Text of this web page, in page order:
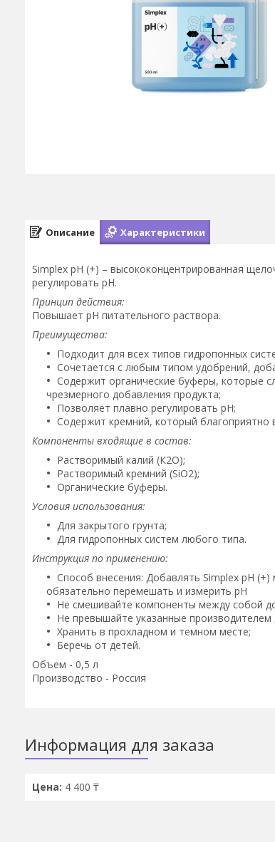
Описание Характеристики
Simplex pH (+) – высококонцентрированная
регулировать рН.
Принцип действия:
Повышает рН питательного раствора.
Преимущества:
Подходит для всех типов гидропонных
Сочетается с любым типом удобрений,
Содержит органические буферы, которые
чрезмерного добавления продукта;
Позволяет плавно регулировать pH;
Содержит кремний, который благоприятно
Компоненты входящие в состав:
Растворимый калий (К2О);
Растворимый кремний (SiO2);
Органические буферы.
Условия использования:
Для закрытого грунта;
Для гидропонных систем любого типа.
Инструкция по применению:
Способ внесения: Добавлять Simplex pH
обязательно перемешать и измерить pH
Не смешивайте компоненты между собой
Не превышайте указанные производителем
Хранить в прохладном и темном месте;
Беречь от детей.
Объем - 0,5 л
Производство - Россия
Информация для заказа
Цена: 4 400 ₸